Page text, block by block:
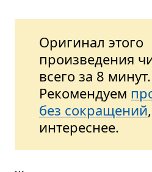
Оригинал этого
произведения
всего за 8 минут.
Рекомендуем
без сокращений
интереснее.